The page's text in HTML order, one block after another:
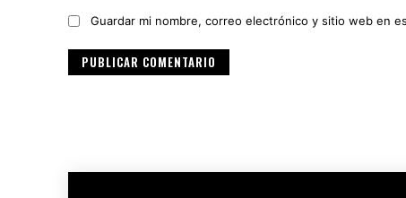
Guardar mi nombre, correo electrónico y sitio web en